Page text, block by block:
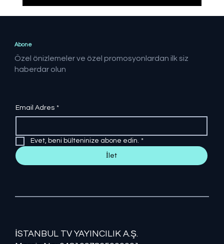
Abone
Özel önizlemeler ve özel promosyonlardan ilk siz
haberdar olun
Email Adres *
Evet, beni bülteninize abone edin. *
İlet
İSTANBUL TV YAYINCILIK A.Ş.